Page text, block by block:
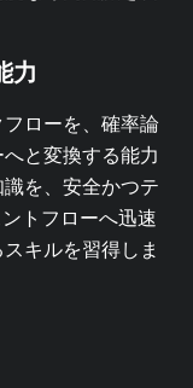
力
ローを、確率論
と変換する能力
を、安全かつテ
トフローへ迅速
キルを習得しま